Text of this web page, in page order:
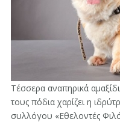
Τέσσερα αναπηρικά
τους πόδια χαρίζει η
συλλόγου «Εθελοντές